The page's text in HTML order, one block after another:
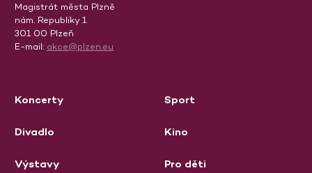
Magistrát města Plzně
nám. Republiky 1
301 00 Plzeň
E-mail: akce@plzen.eu
Koncerty
Divadlo
Výstavy
Sport
Kino
Pro děti